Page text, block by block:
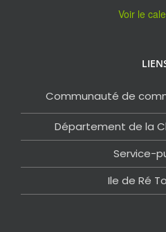
Voir le
Communauté de
Département de la
Service-
Ile de Ré